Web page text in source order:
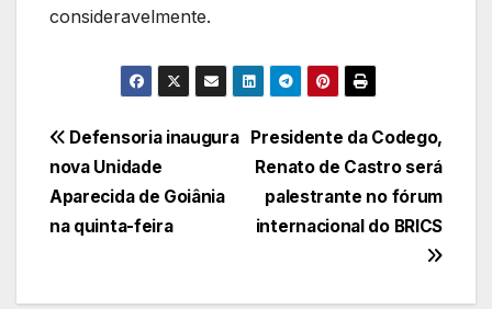
consideravelmente.
Navegação
de
Post
Presidente da Codego,
Renato de Castro será
palestrante no fórum
internacional do BRICS
Defensoria inaugura
nova Unidade
Aparecida de Goiânia
na quinta-feira